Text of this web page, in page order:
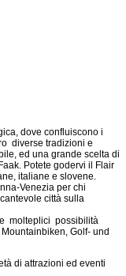
dove confluiscono i
diverse tradizioni e
ed una grande scelta di
Potete godervi il Flair
italiane e slovene.
Venezia per chi
città sulla
molteplici possibilità
Golf- und
di attrazioni ed eventi